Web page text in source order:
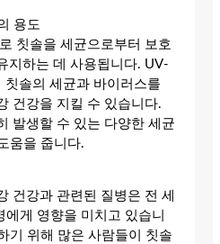
용도
칫솔을 세균으로부터 보호
지하는 데 사용됩니다. UV-
칫솔의 세균과 바이러스를
건강을 지킬 수 있습니다.
발생할 수 있는 다양한 세균
움을 줍니다.
건강과 관련된 질병은 전 세
게 영향을 미치고 있습니
기 위해 많은 사람들이 칫솔